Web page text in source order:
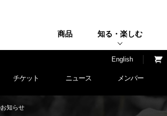
商品 知る・楽しむ
English
チケット ニュース メンバー
知らせ